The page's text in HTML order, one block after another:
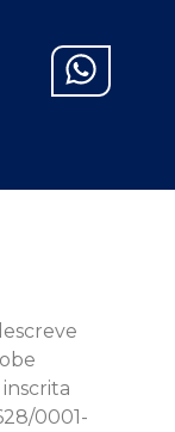
0001-